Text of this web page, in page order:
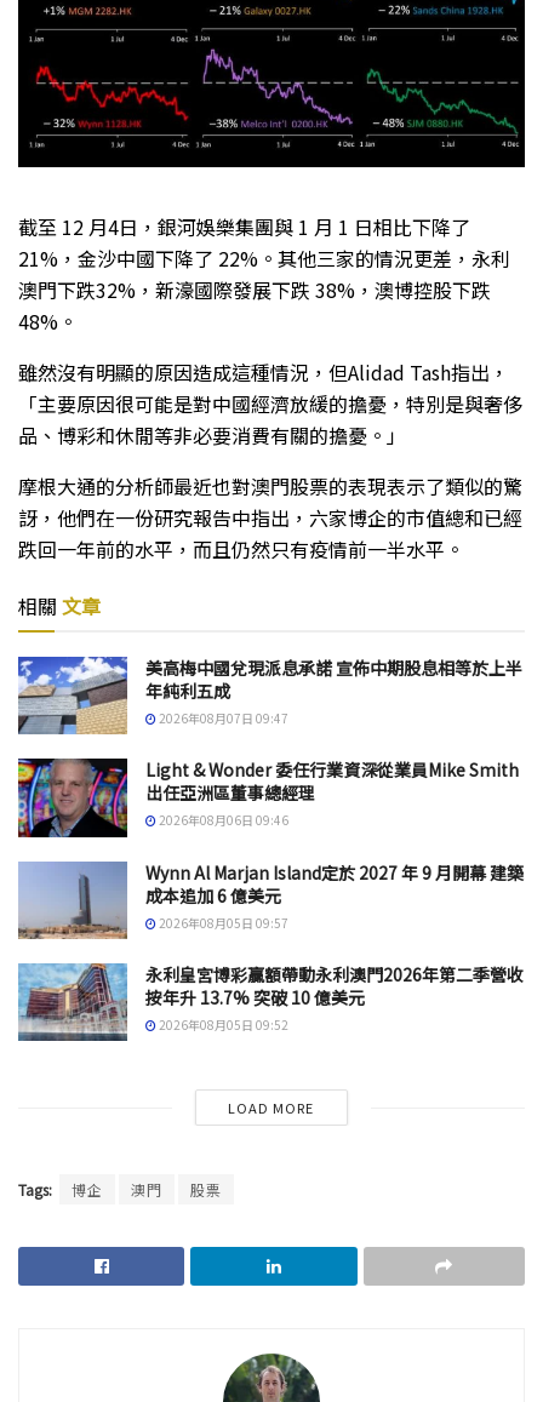
截至 12 月4日，銀河娛樂集團與 1 月 1 日相比下降了
21%，金沙中國下降了 22%。其他三家的情況更差，永利
澳門下跌32%，新濠國際發展下跌 38%，澳博控股下跌
48%。
雖然沒有明顯的原因造成這種情況，但Alidad Tash指出，
「主要原因很可能是對中國經濟放緩的擔憂，特別是與奢侈
品、博彩和休閒等非必要消費有關的擔憂。」
摩根大通的分析師最近也對澳門股票的表現表示了類似的驚
訝，他們在一份研究報告中指出，六家博企的市值總和已經
跌回一年前的水平，而且仍然只有疫情前一半水平。
相關 文章
美高梅中國兌現派息承諾 宣佈中期股息相等於上半
年純利五成
2026年08月07日 09:47
Light & Wonder 委任行業資深從業員Mike Smith
出任亞洲區董事總經理
2026年08月06日 09:46
Wynn Al Marjan Island定於 2027 年 9 月開幕 建築
成本追加 6 億美元
2026年08月05日 09:57
永利皇宮博彩贏額帶動永利澳門2026年第二季營收
按年升 13.7% 突破 10 億美元
2026年08月05日 09:52
LOAD MORE
Tags: 博企 澳門 股票